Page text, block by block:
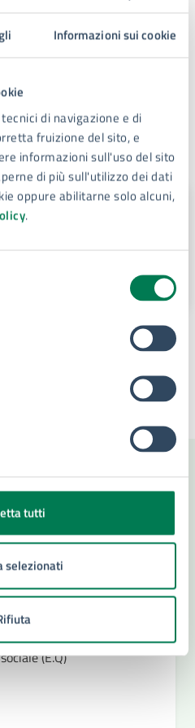
Informazioni sui cookie
di navigazione e di
fruizione del sito, e
informazioni sull'uso del sito
di più sull'utilizzo dei dati
oppure abilitarne solo alcuni,
.
tutti
selezionati
- Uffici di
Governo -
correlati
soggetti in età adulta a
(E.Q)